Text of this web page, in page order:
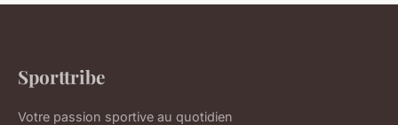
Sporttribe
Votre passion sportive au quotidien